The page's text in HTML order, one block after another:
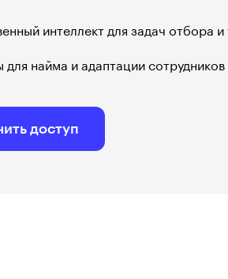
интеллект для задач отбора
для найма и адаптации сотрудников
доступ